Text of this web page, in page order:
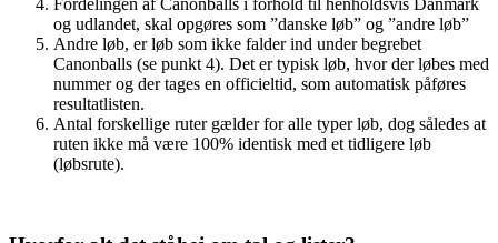
Fordelingen af Canonballs i forhold til henholdsvis Danmark
og udlandet, skal opgøres som ”danske løb” og ”andre løb”
Andre løb, er løb som ikke falder ind under begrebet
Canonballs (se punkt 4). Det er typisk løb, hvor der løbes med
nummer og der tages en officieltid, som automatisk påføres
resultatlisten.
Antal forskellige ruter gælder for alle typer løb, dog således at
ruten ikke må være 100% identisk med et tidligere løb
(løbsrute).